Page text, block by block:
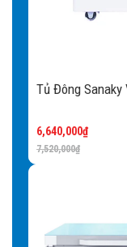
Tủ Đông Sanaky
7,520,000₫
6,640,000₫